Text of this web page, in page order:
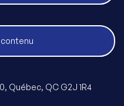
Québec, QC G2J 1R4